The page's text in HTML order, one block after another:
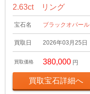
2.63ct リング
宝石名 ブラックオパール
買取日 2026年03月25日
買取価格 380,000 円
買取宝石詳細へ